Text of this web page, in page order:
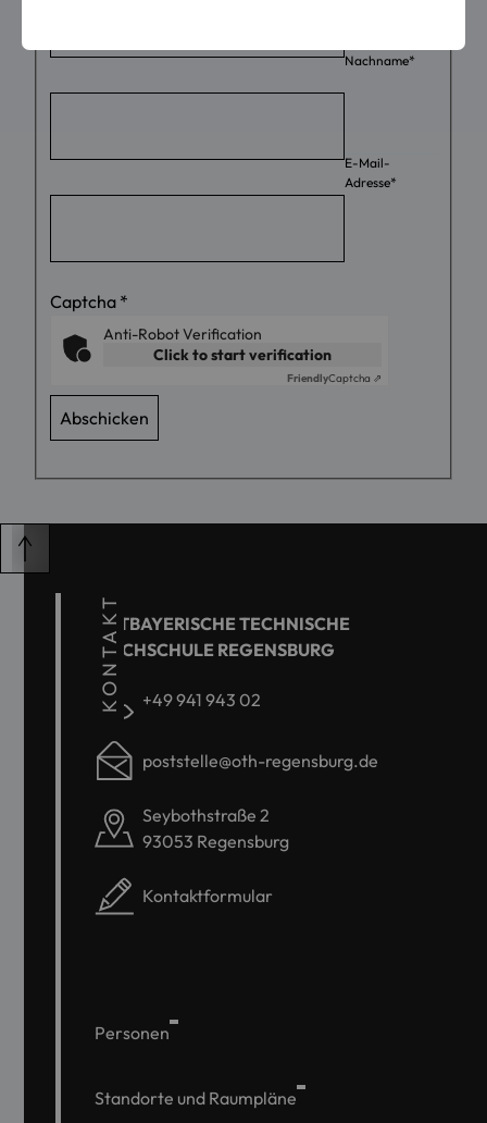
Nachname*
E-Mail-
Adresse*
Captcha *
Anti-Robot Verification
Click to start verification
FriendlyCaptcha ⇗
KONTAKT
OSTBAYERISCHE TECHNISCHE
HOCHSCHULE REGENSBURG
+49 941 943 02
poststelle@oth-regensburg.de
Seybothstraße 2
93053 Regensburg
Kontaktformular
Personen
Standorte und Raumpläne